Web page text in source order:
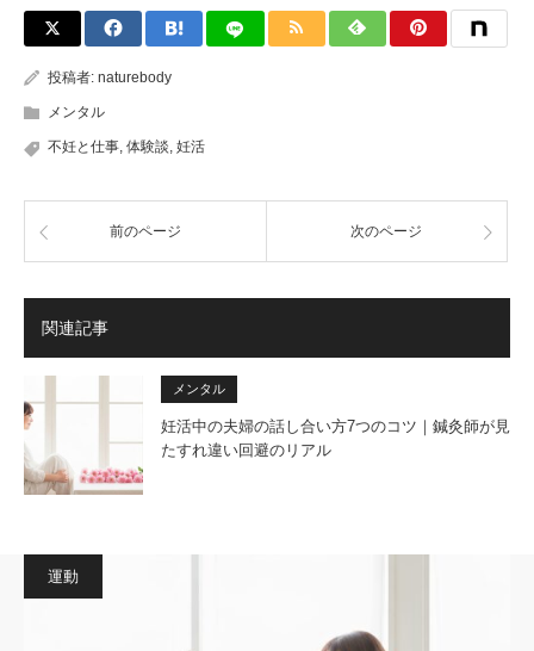
投稿者: naturebody
メンタル
不妊と仕事, 体験談, 妊活
前のページ 次のページ
関連記事
メンタル
妊活中の夫婦の話し合い方7つのコツ｜鍼灸師が見
たすれ違い回避のリアル
運動